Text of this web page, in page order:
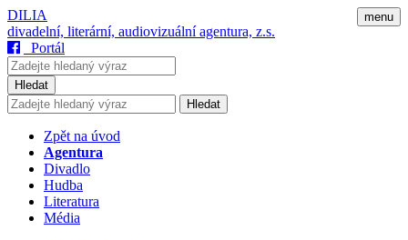
menu
DILIA
divadelní, literární, audiovizuální agentura, z.s.
Portál
Hledat
Hledat
Zpět na úvod
Agentura
Divadlo
Hudba
Literatura
Média